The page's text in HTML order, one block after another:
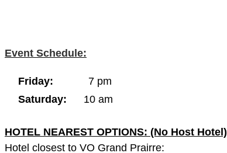
Event Schedule:
Friday: 7 pm
Saturday:
10 am
HOTEL NEAREST OPTIONS: (No Host Hotel)
Hotel closest to VO Grand Prairre: